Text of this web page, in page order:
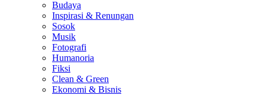
Budaya
Inspirasi & Renungan
Sosok
Musik
Fotografi
Humanoria
Fiksi
Clean & Green
Ekonomi & Bisnis